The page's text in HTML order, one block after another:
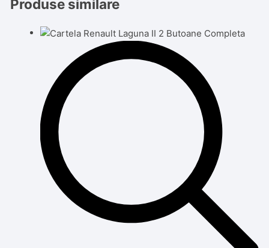
Produse similare